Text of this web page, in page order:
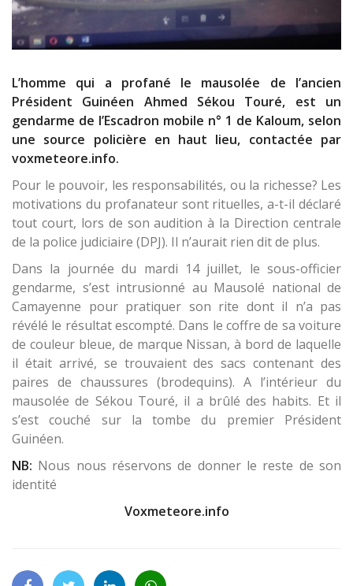
L’homme qui a profané le mausolée de l’ancien
Président Guinéen Ahmed Sékou Touré, est un
gendarme de l’Escadron mobile n° 1 de Kaloum, selon
une source policière en haut lieu, contactée par
voxmeteore.info.
Pour le pouvoir, les responsabilités, ou la richesse? Les
motivations du profanateur sont rituelles, a-t-il déclaré
tout court, lors de son audition à la Direction centrale
de la police judiciaire (DPJ). Il n’aurait rien dit de plus.
Dans la journée du mardi 14 juillet, le sous-officier
gendarme, s’est intrusionné au Mausolé national de
Camayenne pour pratiquer son rite dont il n’a pas
révélé le résultat escompté. Dans le coffre de sa voiture
de couleur bleue, de marque Nissan, à bord de laquelle
il était arrivé, se trouvaient des sacs contenant des
paires de chaussures (brodequins). A l’intérieur du
mausolée de Sékou Touré, il a brûlé des habits. Et il
s’est couché sur la tombe du premier Président
Guinéen.
NB: Nous nous réservons de donner le reste de son
identité
Voxmeteore.info